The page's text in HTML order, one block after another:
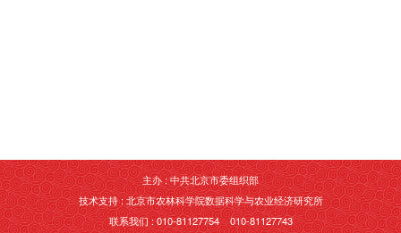
主办 : 中共北京市委组织部
技术支持 : 北京市农林科学院数据科学与农业经济研究所
联系我们 : 010-81127754 010-81127743